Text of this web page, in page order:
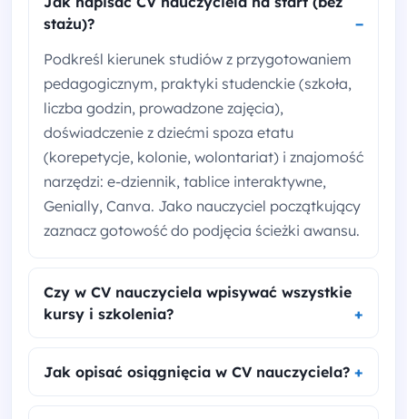
stażu)?
Podkreśl kierunek studiów z przygotowaniem
pedagogicznym, praktyki studenckie (szkoła,
liczba godzin, prowadzone zajęcia),
doświadczenie z dziećmi spoza etatu
(korepetycje, kolonie, wolontariat) i znajomość
narzędzi: e-dziennik, tablice interaktywne,
Genially, Canva. Jako nauczyciel początkujący
zaznacz gotowość do podjęcia ścieżki awansu.
Czy w CV nauczyciela wpisywać wszystkie
kursy i szkolenia?
Jak opisać osiągnięcia w CV nauczyciela?